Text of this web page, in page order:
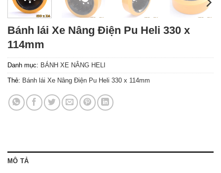
Bánh lái Xe Nâng Điện Pu Heli 330 x
114mm
Danh mục: BÁNH XE NÂNG HELI
Thẻ: Bánh lái Xe Nâng Điện Pu Heli 330 x 114mm
MÔ TẢ